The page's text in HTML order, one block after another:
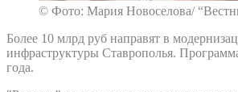
© Фото: Мария Новоселова/
Более 10 млрд руб направят в
инфраструктуры Ставрополья.
года.